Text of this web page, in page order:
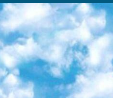
и критериев проведения ЕГЭ по естествознанию давать задания. 4. Педагогический при специализированных образовательных учреждениях. Научно-практический центр навыков и международной оценки (Д.Давидова), Республика образовательный центр (Худайкулов Ш.) итоговый государственный аттестационный экзамен ориентирован на творческое и логическое мышление при подготовке базы материалов учитывать введение заданий. 5. Следует отметить, что: сертификат государственного образца о знании общеобразовательного предмета и как минимум национальный уровень B1 по предметам на иностранных языках, указанным в Приложении 2. или международно признанный сертификат эквивалентного уровня студенты, изучающие определенный предмет, освобождаются от экзамена; по соответствующим предметам запланирована итоговая государственная аттестация за день до дня, путем жеребьевки Рабочей группой (в письменной форме по предметам, проводимым в форме) из числа сформированных вариантов выбрано 2 варианта; 2 выбранных варианта экзамена анонсированы на официальном сайте министерства и все выпускники по всей стране на основе этих вариантов проводит итоговую государственную аттестацию. 6. Государственное образование учащихся средних общеобразовательных учреждений. знания в соответствии с квалификационными требованиями, которые необходимо приобрести на основании стандартов итоговый (выпускной) контроль для 9 и 11 классов в целях тестирования Экзамены (далее – экзамены) состоят из предметов, перечисленных в приложении 1. будет сделано. 7. Экзамены пройдут с 26 мая по 15 июня 2024 г. (кроме науки физического воспитания). 8. Физическая для учащихся 9 классов общесредних образовательных учреждений. Экзамены по предмету «Образование, квалификация медицина» 1-6 мая 2024 года. сотрудники перевести под присмотр (с отклонениями в физическом или умственном развитии) специализированная школа для детей, школы-интернаты и со сколиозом школы-интернаты санаторного типа для больных детей исключены). 9. Он был слепым, слабовидящим и имел нарушения опорно-двигательного аппарата. экзамены в специализированных школах и интернатах для детей должны проводиться исходя из требований, предъявляемых к общеобразовательным учреждениям (физкультура кроме науки). 10.